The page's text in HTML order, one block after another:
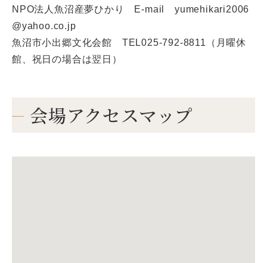
NPO法人魚沼産夢ひかり E-mail yumehikari2006
@yahoo.co.jp
魚沼市小出郷文化会館 TEL025-792-8811（月曜休
館、祝日の場合は翌日）
会場アクセスマップ